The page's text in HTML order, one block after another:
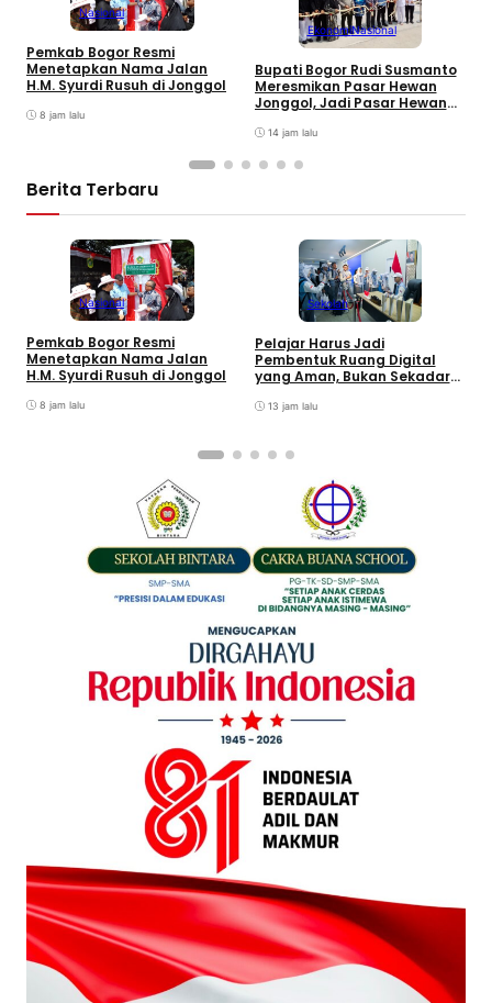
Nasional
Pemkab Bogor Resmi
Menetapkan Nama Jalan
H.M. Syurdi Rusuh di Jonggol
8 jam lalu
EkonomiNasional
Bupati Bogor Rudi Susmanto
Meresmikan Pasar Hewan
Jonggol, Jadi Pasar Hewan
14 jam lalu
Berita Terbaru
Nasional
Pemkab Bogor Resmi
Menetapkan Nama Jalan
H.M. Syurdi Rusuh di Jonggol
8 jam lalu
Sekolah
Pelajar Harus Jadi
Pembentuk Ruang Digital
yang Aman, Bukan Sekadar
13 jam lalu